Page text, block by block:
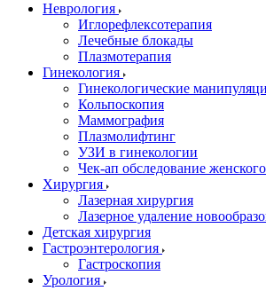
Неврология
Иглорефлексотерапия
Лечебные блокады
Плазмотерапия
Гинекология
Гинекологические
Кольпоскопия
Маммография
Плазмолифтинг
УЗИ в гинекологии
Чек-ап обследование
Хирургия
Лазерная хирургия
Лазерное удаление
Детская хирургия
Гастроэнтерология
Гастроскопия
Урология